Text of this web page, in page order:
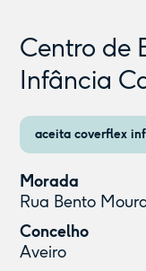
Centro de
Infância
aceita coverflex
Morada
Rua Bento
Concelho
Aveiro